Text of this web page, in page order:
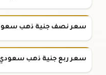
سعر نصف جنية ذهب سعودي
سعر ربع جنية ذهب سعودي